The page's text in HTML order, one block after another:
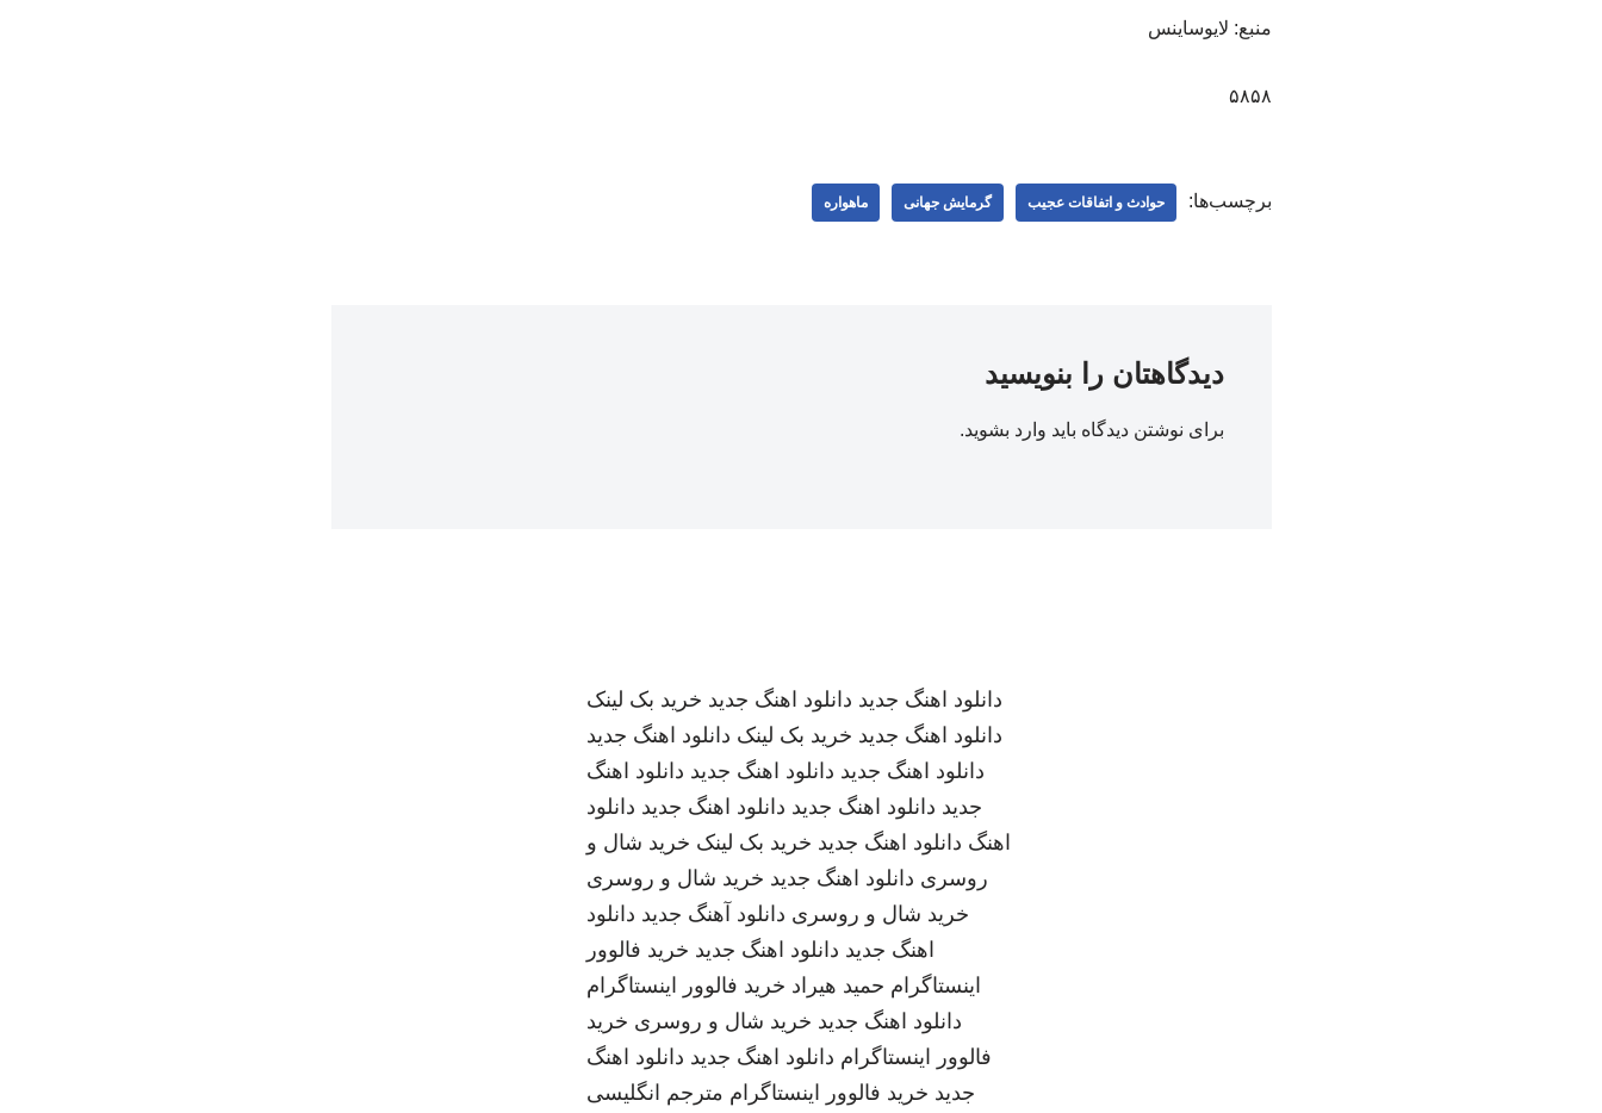
منبع: لایوساینس
۵۸۵۸
برچسب‌ها: حوادث و اتفاقات عجیب گرمایش جهانی ماهواره
دیدگاهتان را بنویسید
برای نوشتن دیدگاه باید وارد بشوید.
دانلود اهنگ جدید دانلود اهنگ جدید خرید بک لینک
دانلود اهنگ جدید خرید بک لینک دانلود اهنگ جدید
دانلود اهنگ جدید دانلود اهنگ جدید دانلود اهنگ
جدید دانلود اهنگ جدید دانلود اهنگ جدید دانلود
اهنگ دانلود اهنگ جدید خرید بک لینک خرید شال و
روسری دانلود اهنگ جدید خرید شال و روسری
خرید شال و روسری دانلود آهنگ جدید دانلود
اهنگ جدید دانلود اهنگ جدید خرید فالوور
اینستاگرام حمید هیراد خرید فالوور اینستاگرام
دانلود اهنگ جدید خرید شال و روسری خرید
فالوور اینستاگرام دانلود اهنگ جدید دانلود اهنگ
جدید خرید فالوور اینستاگرام مترجم انگلیسی